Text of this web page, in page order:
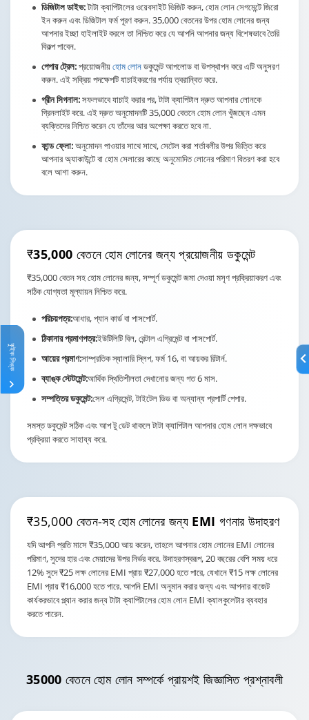
ডিজিটাল ডাইভ:টাটা ক্যাপিটালের ওয়েবসাইট ভিজিট করুন, হোম লোন সেগমেন্টে জিরো
ইন করুন এবং ডিজিটাল ফর্ম পূরণ করুন. 35,000 বেতনের উপর হোম লোনের জন্য
আপনার ইচ্ছা হাইলাইট করলে তা নিশ্চিত করে যে আপনি আপনার জন্য বিশেষভাবে তৈরি
বিকল্প পাবেন.
পেপার ট্রেল:প্রয়োজনীয়হোম লোনডকুমেন্ট আপলোড বা উপস্থাপন করে এটি অনুসরণ
করুন. এই সক্রিয় পদক্ষেপটি যাচাইকরণের পর্যায় ত্বরান্বিত করে.
গ্রীন সিগনাল:সফলভাবে যাচাই করার পর, টাটা ক্যাপিটাল দ্রুত আপনার লোনকে
গ্রিনলাইট করে. এই দ্রুত অনুমোদনটি 35,000 বেতনে হোম লোন খুঁজছেন এমন
ব্যক্তিদের নিশ্চিত করেন যে তাঁদের আর অপেক্ষা করতে হবে না.
ফান্ড ফ্লো:অনুমোদন পাওয়ার সাথে সাথে, সেটেল করা শর্তাবলীর উপর ভিত্তি করে
আপনার অ্যাকাউন্টে বা হোম সেলারের কাছে অনুমোদিত লোনের পরিমাণ বিতরণ করা হবে
বলে আশা করুন.
₹35,000 বেতনেহোম লোনের জন্য প্রয়োজনীয় ডকুমেন্ট
₹35,000 বেতন সহ হোম লোনের জন্য, সম্পূর্ণ ডকুমেন্ট জমা দেওয়া মসৃণ প্রক্রিয়াকরণ এবং
সঠিক যোগ্যতা মূল্যায়ন নিশ্চিত করে.
পরিচয়পত্র:আধার, প্যান কার্ড বা পাসপোর্ট.
ঠিকানার প্রমাণপত্র:ইউটিলিটি বিল, রেন্টাল এগ্রিমেন্ট বা পাসপোর্ট.
আয়ের প্রমাণ:সাম্প্রতিক স্যালারি স্লিপ, ফর্ম 16, বা আয়কর রিটার্ন.
ব্যাঙ্ক স্টেটমেন্ট:আর্থিক স্থিতিশীলতা দেখানোর জন্য গত 6 মাস.
সম্পত্তির ডকুমেন্ট:সেল এগ্রিমেন্ট, টাইটেল ডিড বা অন্যান্য প্রপার্টি পেপার.
সমস্ত ডকুমেন্ট সঠিক এবং আপ টু ডেট থাকলে টাটা ক্যাপিটাল আপনার হোম লোন দক্ষভাবে
প্রক্রিয়া করতে সাহায্য করে.
₹35,000 বেতন-সহহোম লোনের জন্য EMI গণনার উদাহরণ
যদি আপনি প্রতি মাসে ₹35,000 আয় করেন, তাহলে আপনার হোম লোনের EMI লোনের
পরিমাণ, সুদের হার এবং মেয়াদের উপর নির্ভর করে. উদাহরণস্বরূপ, 20 বছরের বেশি সময় ধরে
12% সুদে ₹25 লক্ষ লোনের EMI প্রায় ₹27,000 হতে পারে, যেখানে ₹15 লক্ষ লোনের
EMI প্রায় ₹16,000 হতে পারে. আপনি EMI অনুমান করার জন্য এবং আপনার বাজেট
কার্যকরভাবে প্ল্যান করার জন্য টাটা ক্যাপিটালের হোম লোন EMI ক্যালকুলেটার ব্যবহার
করতে পারেন.
35000 বেতনে হোম লোন সম্পর্কে প্রায়শই জিজ্ঞাসিত প্রশ্নাবলী
কুইক লিঙ্ক